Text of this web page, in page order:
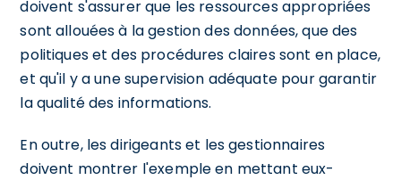
doivent s'assurer que les ressources appropriées
sont allouées à la gestion des données, que des
politiques et des procédures claires sont en place,
et qu'il y a une supervision adéquate pour garantir
la qualité des informations.
En outre, les dirigeants et les gestionnaires
doivent montrer l'exemple en mettant eux-